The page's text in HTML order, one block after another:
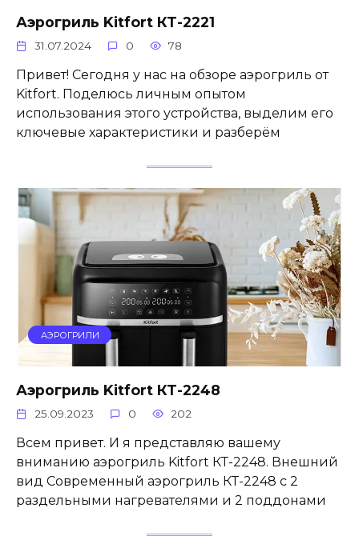
Аэрогриль Kitfort КТ-2221
31.07.2024 0 78
Привет! Сегодня у нас на обзоре аэрогриль от
Kitfort. Поделюсь личным опытом
использования этого устройства, выделим его
ключевые характеристики и разберём
АЭРОГРИЛИ
Аэрогриль Kitfort КТ-2248
25.09.2023 0 202
Всем привет. И я представляю вашему
вниманию аэрогриль Kitfort КТ-2248. Внешний
вид Современный аэрогриль КТ-2248 с 2
раздельными нагревателями и 2 поддонами